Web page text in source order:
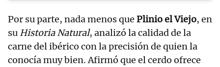
Por su parte, nada menos que Plinio el Viejo, en
su Historia Natural, analizó la calidad de la
carne del ibérico con la precisión de quien la
conocía muy bien. Afirmó que el cerdo ofrece